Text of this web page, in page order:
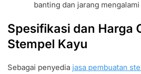
banting dan jarang
Spesifikasi dan Harga
Stempel Kayu
Sebagai penyedia jasa pembuatan